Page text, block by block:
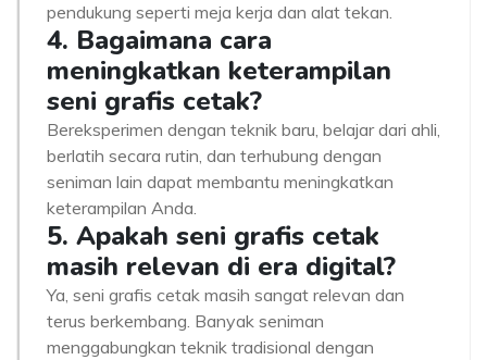
pendukung seperti meja kerja dan alat tekan.
4. Bagaimana cara
meningkatkan keterampilan
seni grafis cetak?
Bereksperimen dengan teknik baru, belajar dari ahli,
berlatih secara rutin, dan terhubung dengan
seniman lain dapat membantu meningkatkan
keterampilan Anda.
5. Apakah seni grafis cetak
masih relevan di era digital?
Ya, seni grafis cetak masih sangat relevan dan
terus berkembang. Banyak seniman
menggabungkan teknik tradisional dengan